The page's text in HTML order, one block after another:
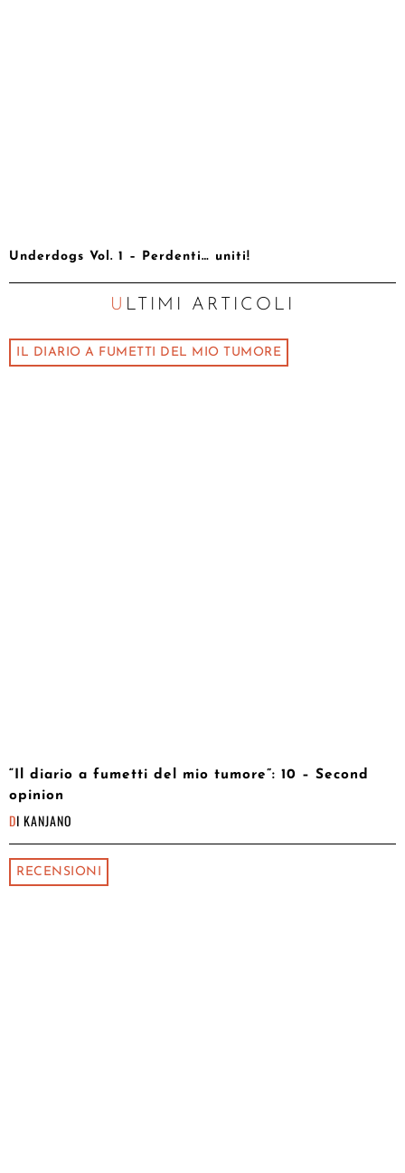
Underdogs Vol. 1 – Perdenti… uniti!
ULTIMI ARTICOLI
IL DIARIO A FUMETTI DEL MIO TUMORE
“Il diario a fumetti del mio tumore”: 10 – Second
opinion
DI KANJANO
RECENSIONI